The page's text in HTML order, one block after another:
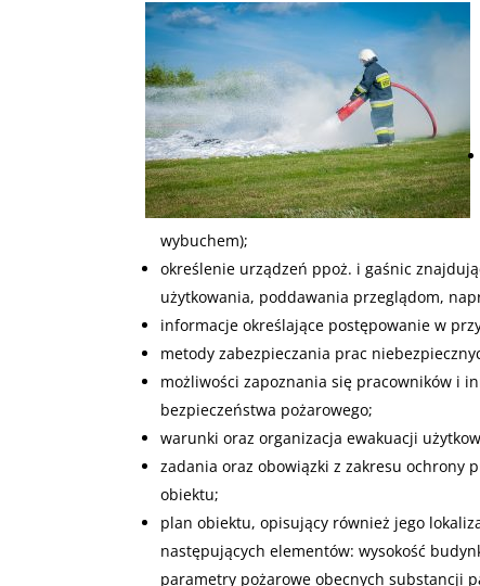
wybuchem);
określenie urządzeń ppoż. i gaśnic
użytkowania, poddawania przeglądom,
informacje określające postępowanie w
metody zabezpieczania prac
możliwości zapoznania się pracowników i
bezpieczeństwa pożarowego;
warunki oraz organizacja ewakuacji
zadania oraz obowiązki z zakresu ochrony
obiektu;
plan obiektu, opisujący również jego
następujących elementów: wysokość
parametry pożarowe obecnych substancji